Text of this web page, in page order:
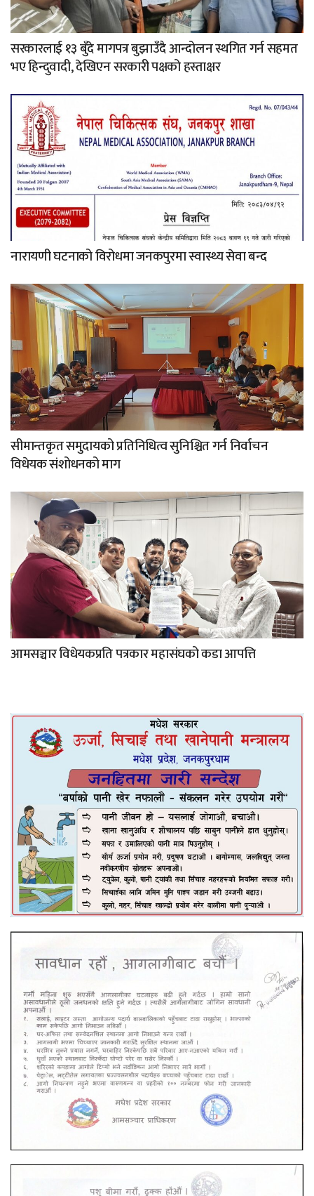
सरकारलाई १३ बुँदे मागपत्र बुझाउँदै आन्दोलन स्थगित गर्न सहमत
भए हिन्दुवादी, देखिएन सरकारी पक्षको हस्ताक्षर
नारायणी घटनाको विरोधमा जनकपुरमा स्वास्थ्य सेवा बन्द
सीमान्तकृत समुदायको प्रतिनिधित्व सुनिश्चित गर्न निर्वाचन
विधेयक संशोधनको माग
आमसञ्चार विधेयकप्रति पत्रकार महासंघको कडा आपत्ति